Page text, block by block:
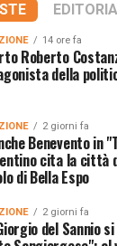
14 ore fa
Roberto
della
2 giorni fa
Benevento in
cita la città
di Bella Espo
2 giorni fa
del Sannio